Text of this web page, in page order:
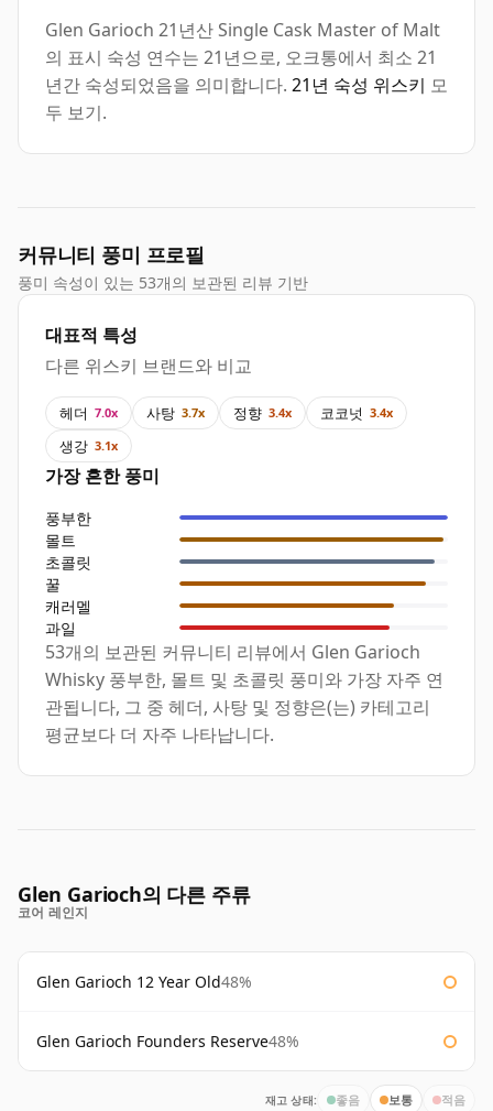
Glen Garioch 21년산 Single Cask Master of Malt
의 표시 숙성 연수는 21년으로, 오크통에서 최소 21
년간 숙성되었음을 의미합니다. 21년 숙성 위스키 모
두 보기.
커뮤니티 풍미 프로필
풍미 속성이 있는 53개의 보관된 리뷰 기반
대표적 특성
다른 위스키 브랜드와 비교
헤더 7.0x 사탕 3.7x 정향 3.4x 코코넛 3.4x
생강 3.1x
가장 흔한 풍미
풍부한
몰트
초콜릿
꿀
캐러멜
과일
53개의 보관된 커뮤니티 리뷰에서 Glen Garioch
Whisky 풍부한, 몰트 및 초콜릿 풍미와 가장 자주 연
관됩니다, 그 중 헤더, 사탕 및 정향은(는) 카테고리
평균보다 더 자주 나타납니다.
Glen Garioch의 다른 주류
코어 레인지
Glen Garioch 12 Year Old48%
Glen Garioch Founders Reserve48%
재고 상태: 좋음 보통 적음